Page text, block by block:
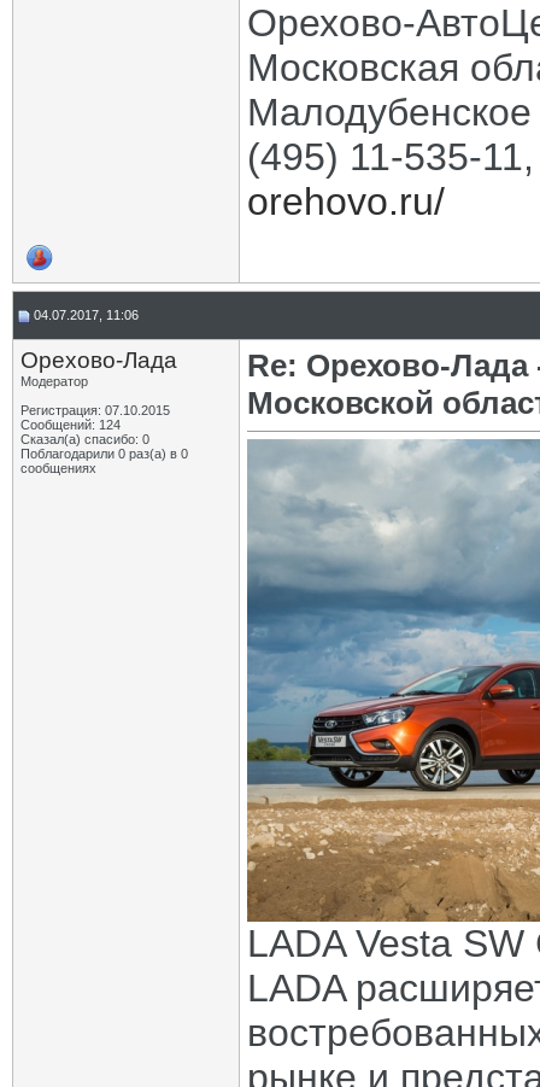
Орехово-
Московская
(495) 11-535-
orehovo.ru/
04.07.2017, 11:06
Орехово-Лада
Модератор
Регистрация: 07.10.2015
Сообщений: 124
Сказал(а) спасибо: 0
Поблагодарили 0 раз(а) в 0
сообщениях
Re: Орехово-
Московской
LADA Vesta
LADA
рынке и